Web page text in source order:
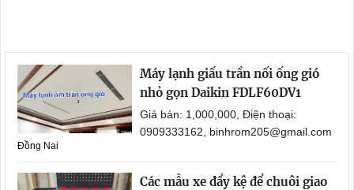
Máy lạnh giấu trần nối ống gió
nhỏ gọn Daikin FDLF60DV1
Giá bán: 1,000,000, Điện thoại:
0909333162, binhrom205@gmail.com
Đồng Nai
Các mẫu xe đẩy kệ để chuôi giao